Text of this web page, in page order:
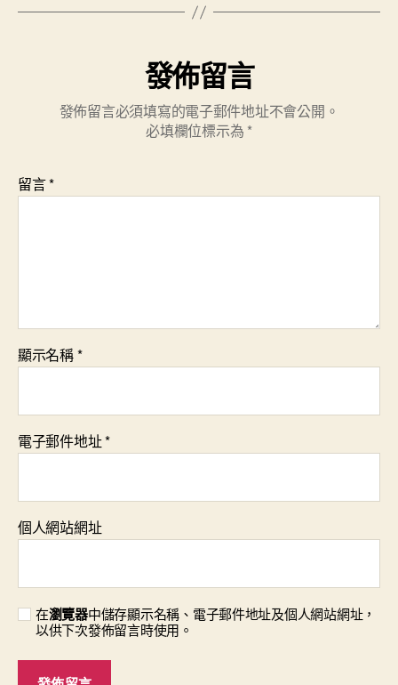
發佈留言
發佈留言必須填寫的電子郵件地址不會公開。
必填欄位標示為 *
留言*
顯示名稱*
電子郵件地址*
個人網站網址
在瀏覽器中儲存顯示名稱、電子郵件地址及個人網站網址，
以供下次發佈留言時使用。